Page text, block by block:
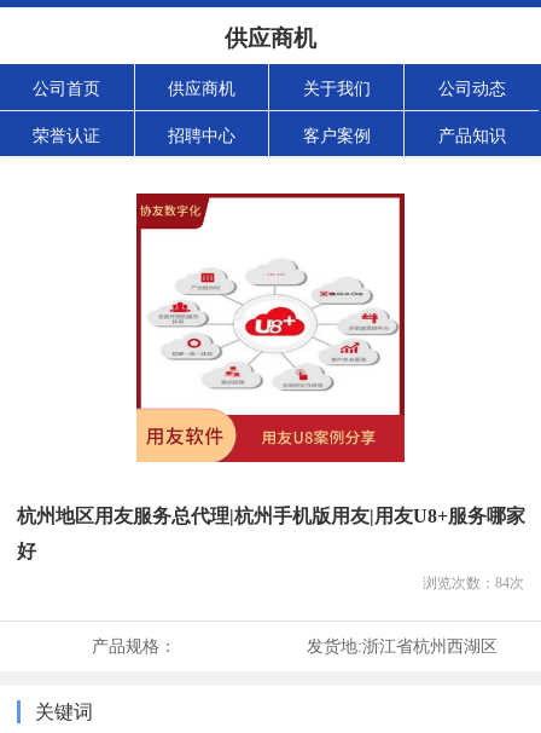
供应商机
公司首页 供应商机 关于我们 公司动态
荣誉认证 招聘中心 客户案例 产品知识
杭州地区用友服务总代理|杭州手机版用友|用友U8+服务哪家
好
浏览次数： 84次
产品规格： 发货地:浙江省杭州西湖区
关键词